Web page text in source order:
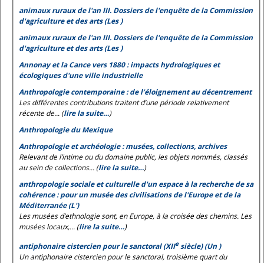
animaux ruraux de l'an III. Dossiers de l'enquête de la Commission
d'agriculture et des arts (Les )
animaux ruraux de l'an III. Dossiers de l'enquête de la Commission
d'agriculture et des arts (Les )
Annonay et la Cance vers 1880 : impacts hydrologiques et
écologiques d'une ville industrielle
Anthropologie contemporaine : de l’éloignement au décentrement
Les différentes contributions traitent d’une période relativement
récente de... (lire la suite…)
Anthropologie du Mexique
Anthropologie et archéologie : musées, collections, archives
Relevant de l’intime ou du domaine public, les objets nommés, classés
au sein de collections... (lire la suite…)
anthropologie sociale et culturelle d'un espace à la recherche de sa
cohérence : pour un musée des civilisations de l'Europe et de la
Méditerranée (L')
Les musées d’ethnologie sont, en Europe, à la croisée des chemins. Les
musées locaux,... (lire la suite…)
antiphonaire cistercien pour le sanctoral (XIIesiècle) (Un )
Un antiphonaire cistercien pour le sanctoral, troisième quart du